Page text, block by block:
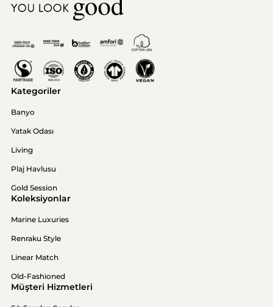
Kategoriler
Banyo
Yatak Odası
Living
Plaj Havlusu
Gold Session
Koleksiyonlar
Marine Luxuries
Renraku Style
Linear Match
Old-Fashioned
Müşteri Hizmetleri